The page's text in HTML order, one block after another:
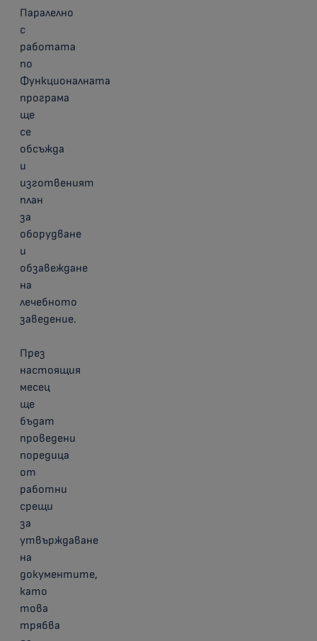
Паралелно
с
работата
по
Функционалната
програма
ще
се
обсъжда
и
изготвеният
план
за
оборудване
и
обзавеждане
на
лечебното
заведение.
През
настоящия
месец
ще
бъдат
проведени
поредица
от
работни
срещи
за
утвърждаване
на
документите,
като
това
трябва